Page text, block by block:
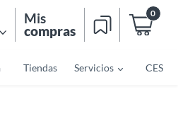
Mis
compras
0
Tiendas Servicios CES